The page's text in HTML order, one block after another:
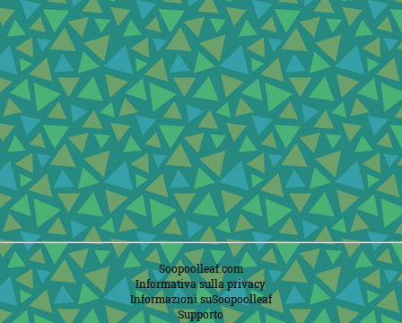
Soopoolleaf.com
Informativa sulla privacy
Informazioni suSoopoolleaf
Supporto